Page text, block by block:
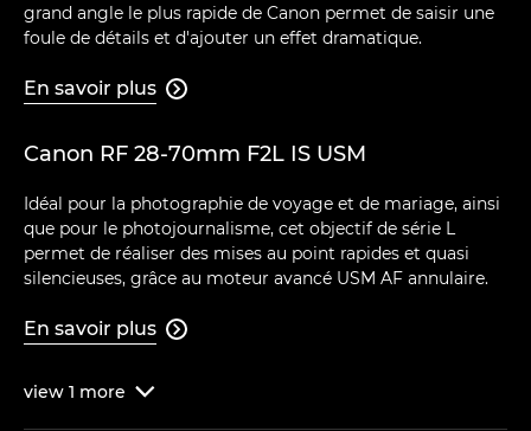
grand angle le plus rapide de Canon permet de saisir une
foule de détails et d'ajouter un effet dramatique.
En savoir plus 
Canon RF 28-70mm F2L IS USM
Idéal pour la photographie de voyage et de mariage, ainsi
que pour le photojournalisme, cet objectif de série L
permet de réaliser des mises au point rapides et quasi
silencieuses, grâce au moteur avancé USM AF annulaire.
En savoir plus 
view 1 more 